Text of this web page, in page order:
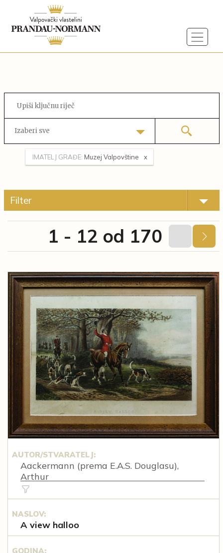
Izaberi sve
IMATELJ GRAĐE: Muzej Valpovštine
Filter
1 - 12 od 170
AUTOR/STVARATELJ:
Aackermann (prema E.A.S. Douglasu),
Arthur
NASLOV:
A view halloo
GODINA: